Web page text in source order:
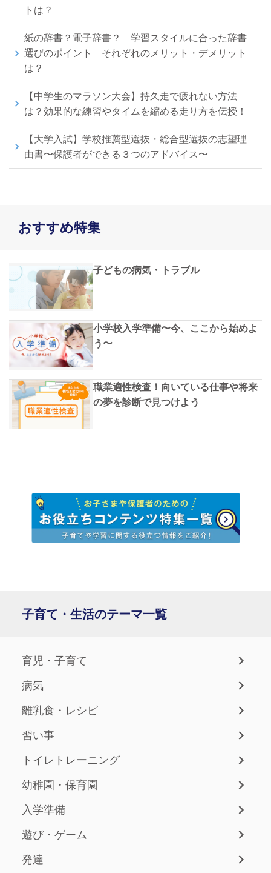
トは？
紙の辞書？電子辞書？ 学習スタイルに合った辞書
選びのポイント それぞれのメリット・デメリット
は？
【中学生のマラソン大会】持久走で疲れない方法
は？効果的な練習やタイムを縮める走り方を伝授！
【大学入試】学校推薦型選抜・総合型選抜の志望理
由書〜保護者ができる３つのアドバイス〜
おすすめ特集
子どもの病気・トラブル
小学校入学準備〜今、ここから始めよ
う〜
職業適性検査！向いている仕事や将来
の夢を診断で見つけよう
子育て・生活のテーマ一覧
育児・子育て
病気
離乳食・レシピ
習い事
トイレトレーニング
幼稚園・保育園
入学準備
遊び・ゲーム
発達